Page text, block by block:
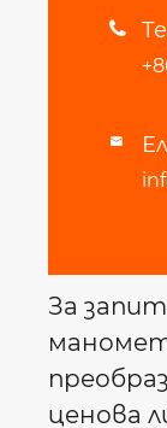


За
ценова